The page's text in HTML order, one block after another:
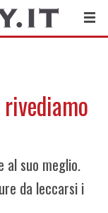
al suo meglio.
da leccarsi i